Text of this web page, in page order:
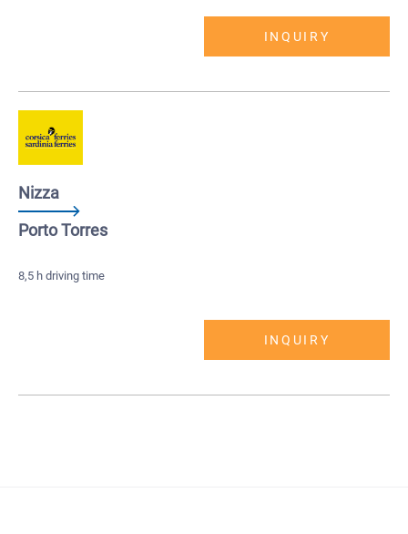
INQUIRY
Nizza
Porto Torres
8,5 h driving time
INQUIRY